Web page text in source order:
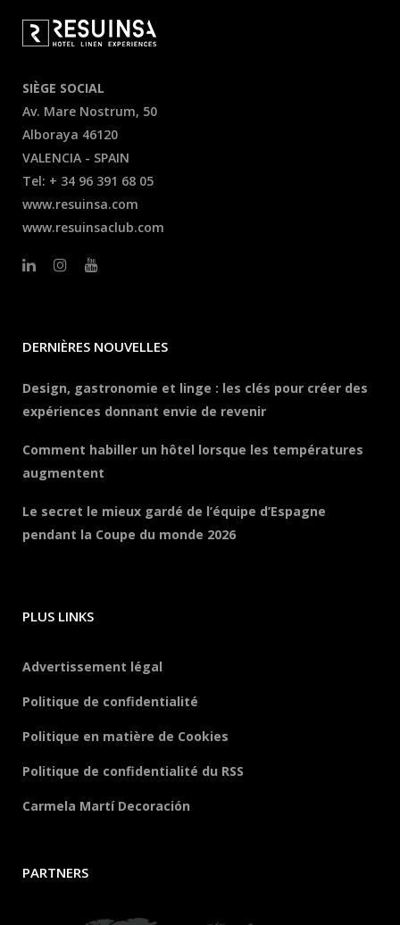
SIÈGE SOCIAL
Av. Mare Nostrum, 50
Alboraya 46120
VALENCIA - SPAIN
Tel: + 34 96 391 68 05
www.resuinsa.com
www.resuinsaclub.com
DERNIÈRES NOUVELLES
Design, gastronomie et linge : les clés pour créer des
expériences donnant envie de revenir
Comment habiller un hôtel lorsque les températures
augmentent
Le secret le mieux gardé de l’équipe d’Espagne
pendant la Coupe du monde 2026
PLUS LINKS
Advertissement légal
Politique de confidentialité
Politique en matière de Cookies
Politique de confidentialité du RSS
Carmela Martí Decoración
PARTNERS